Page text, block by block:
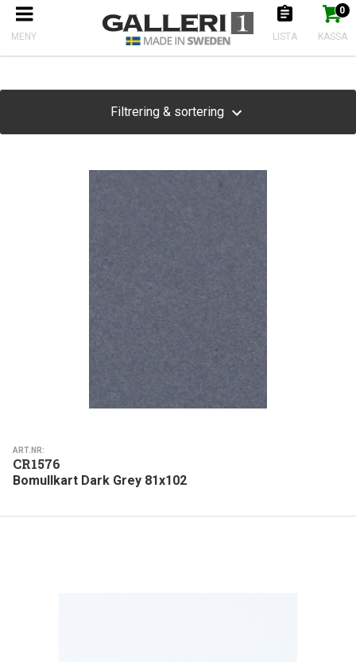
MENY LISTA
0
KASSA
Produkten har nu lagts till i kundkorgenGå till kassan
Produkter
Filtrering & sortering
ART.NR:
CR1576
Bomullkart Dark Grey 81x102